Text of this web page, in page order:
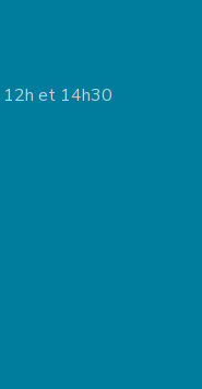
12h et 14h30